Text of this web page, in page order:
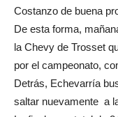
Costanzo de buena
De esta forma,
la Chevy de Trosset
por el campeonato,
Detrás, Echevarría
saltar nuevamente a